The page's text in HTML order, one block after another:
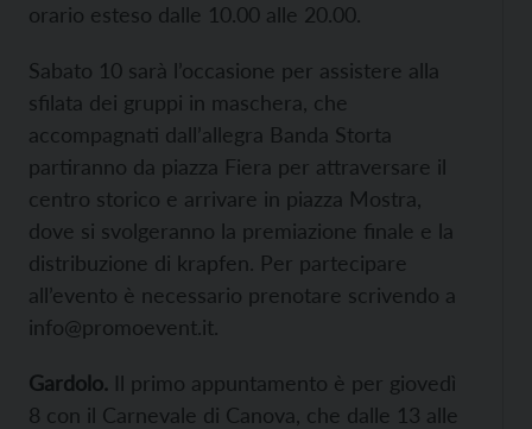
orario esteso dalle 10.00 alle 20.00.
Sabato 10 sarà l’occasione per assistere alla
sfilata dei gruppi in maschera, che
accompagnati dall’allegra Banda Storta
partiranno da piazza Fiera per attraversare il
centro storico e arrivare in piazza Mostra,
dove si svolgeranno la premiazione finale e la
distribuzione di krapfen. Per partecipare
all’evento è necessario prenotare scrivendo a
info@promoevent.it.
Gardolo. Il primo appuntamento è per giovedì
8 con il Carnevale di Canova, che dalle 13 alle